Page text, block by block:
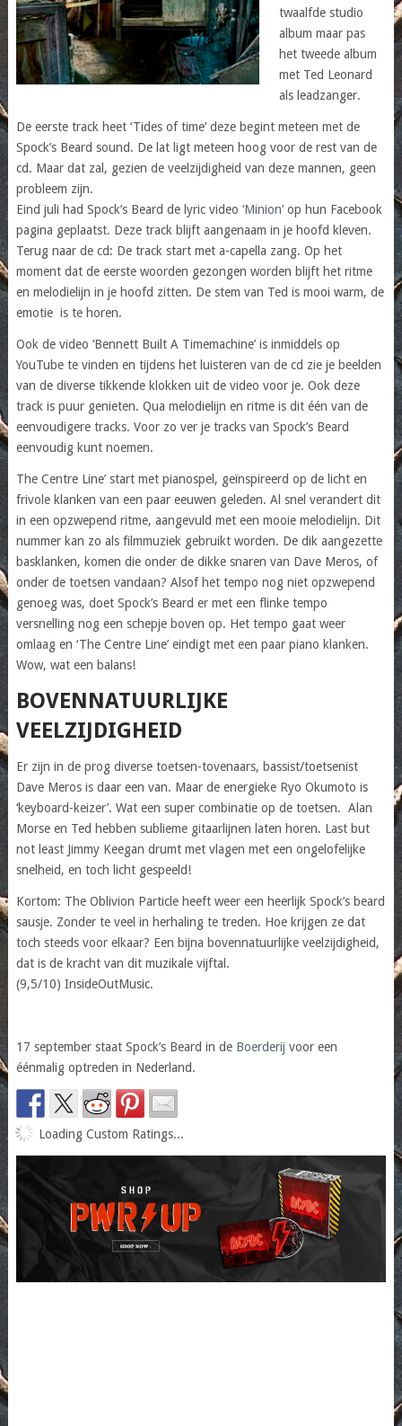
twaalfde studio
album maar pas
het tweede album
met Ted Leonard
als leadzanger.
De eerste track heet ‘Tides of time’ deze begint meteen met de
Spock’s Beard sound. De lat ligt meteen hoog voor de rest van de
cd. Maar dat zal, gezien de veelzijdigheid van deze mannen, geen
probleem zijn.
Eind juli had Spock’s Beard de lyric video ‘Minion’op hun Facebook
pagina geplaatst. Deze track blijft aangenaam in je hoofd kleven.
Terug naar de cd: De track start met a-capella zang. Op het
moment dat de eerste woorden gezongen worden blijft het ritme
en melodielijn in je hoofd zitten. De stem van Ted is mooi warm, de
emotie is te horen.
Ook de video ‘Bennett Built A Timemachine’ is inmiddels op
YouTube te vinden en tijdens het luisteren van de cd zie je beelden
van de diverse tikkende klokken uit de video voor je. Ook deze
track is puur genieten. Qua melodielijn en ritme is dit één van de
eenvoudigere tracks. Voor zo ver je tracks van Spock’s Beard
eenvoudig kunt noemen.
The Centre Line’ start met pianospel, geïnspireerd op de licht en
frivole klanken van een paar eeuwen geleden. Al snel verandert dit
in een opzwepend ritme, aangevuld met een mooie melodielijn. Dit
nummer kan zo als filmmuziek gebruikt worden. De dik aangezette
basklanken, komen die onder de dikke snaren van Dave Meros, of
onder de toetsen vandaan? Alsof het tempo nog niet opzwepend
genoeg was, doet Spock’s Beard er met een flinke tempo
versnelling nog een schepje boven op. Het tempo gaat weer
omlaag en ‘The Centre Line’ eindigt met een paar piano klanken.
Wow, wat een balans!
BOVENNATUURLIJKE
VEELZIJDIGHEID
Er zijn in de prog diverse toetsen-tovenaars, bassist/toetsenist
Dave Meros is daar een van. Maar de energieke Ryo Okumoto is
‘keyboard-keizer’. Wat een super combinatie op de toetsen. Alan
Morse en Ted hebben sublieme gitaarlijnen laten horen. Last but
not least Jimmy Keegan drumt met vlagen met een ongelofelijke
snelheid, en toch licht gespeeld!
Kortom: The Oblivion Particle heeft weer een heerlijk Spock’s beard
sausje. Zonder te veel in herhaling te treden. Hoe krijgen ze dat
toch steeds voor elkaar? Een bijna bovennatuurlijke veelzijdigheid,
dat is de kracht van dit muzikale vijftal.
(9,5/10) InsideOutMusic.
17 september staat Spock’s Beard in de Boerderij voor een
éénmalig optreden in Nederland.
Loading Custom Ratings...